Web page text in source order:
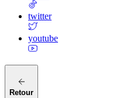
twitter
youtube
Retour